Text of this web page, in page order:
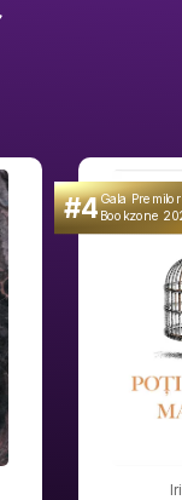
#4Gala
Bookzone